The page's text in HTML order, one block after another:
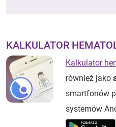
KALKULATOR
Kalkulator
również jako
smartfonów
systemów